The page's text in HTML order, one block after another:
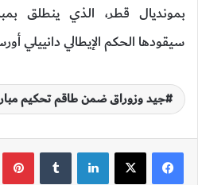
بمونديال قطر، الذي ينطلق
سيقودها الحكم الإيطالي دانييلي
جيد وزوراق ضمن طاقم تحكيم
لينكدإن